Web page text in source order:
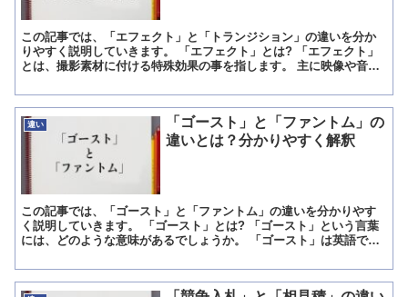
この記事では、「エフェクト」と「トランジション」の違いを分か
りやすく説明していきます。 「エフェクト」とは? 「エフェクト」
とは、撮影素材に付ける特殊効果の事を指します。 主に映像や音声
違い
「ゴースト」と「ファントム」の
違いとは？分かりやすく解釈
この記事では、「ゴースト」と「ファントム」の違いを分かりやす
く説明していきます。 「ゴースト」とは? 「ゴースト」という言葉
には、どのような意味があるでしょうか。 「ゴースト」は英語で